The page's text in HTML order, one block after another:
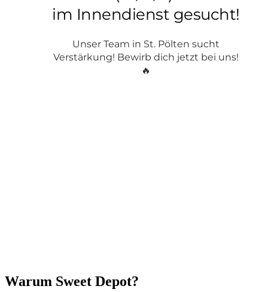
Warum Sweet Depot?